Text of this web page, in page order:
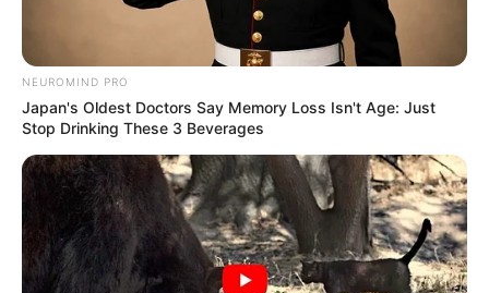
NEUROMIND PRO
Japan's Oldest Doctors Say Memory Loss Isn't Age: Just
Stop Drinking These 3 Beverages